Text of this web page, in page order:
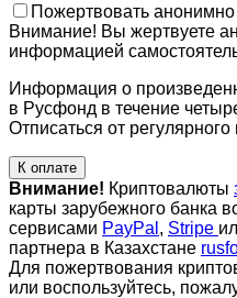
Пожертвовать анонимно
Внимание! Вы жертвуете
информацией
Информация о
в Русфонд в течение
Отписаться от
К оплате
Внимание! Криптовалюты
карты зарубежного банка
сервисами PayPal , Stripe
партнера в Казахстане
Для пожертвования
или воспользуйтесь,